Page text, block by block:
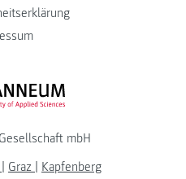
FH JOANNEUM Logo
mbH
Graz
Kapfenberg